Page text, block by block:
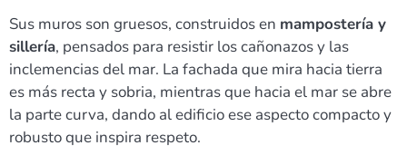
Sus muros son gruesos, construidos en mampostería y
sillería, pensados para resistir los cañonazos y las
inclemencias del mar. La fachada que mira hacia tierra
es más recta y sobria, mientras que hacia el mar se abre
la parte curva, dando al edificio ese aspecto compacto y
robusto que inspira respeto.